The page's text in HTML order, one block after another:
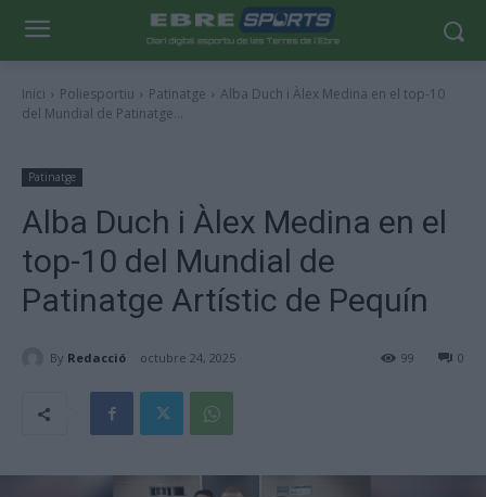
Inici Poliesportiu Patinatge
Alba Duch i Àlex Medina en el top-10
del Mundial de Patinatge...
Patinatge
Alba Duch i Àlex Medina en el
top-10 del Mundial de
Patinatge Artístic de Pequín
By Redacció octubre 24, 2025 0
99